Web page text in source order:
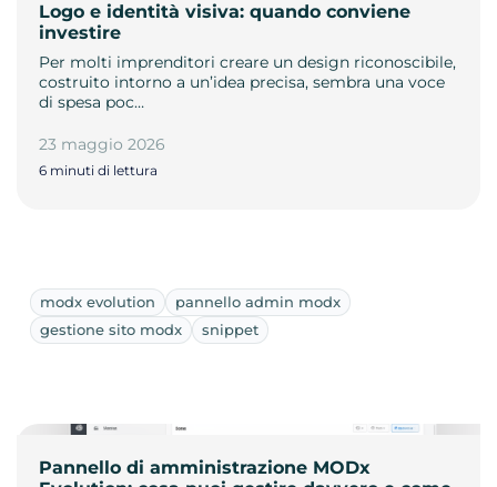
Logo e identità visiva: quando conviene
investire
Per molti imprenditori creare un design riconoscibile,
costruito intorno a un’idea precisa, sembra una voce
di spesa poc…
23 maggio 2026
6 minuti di lettura
modx evolution
pannello admin modx
gestione sito modx
snippet
Pannello di amministrazione MODx